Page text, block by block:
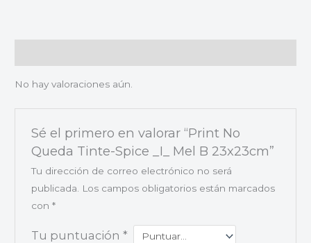
No hay valoraciones aún.
Sé el primero en valorar “Print No
Queda Tinte-Spice _I_ Mel B 23x23cm”
Tu dirección de correo electrónico no será
publicada.
Los campos obligatorios están marcados
con *
Tu puntuación *